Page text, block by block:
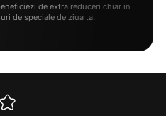
de extra reduceri chiar in
de speciale de ziua ta.